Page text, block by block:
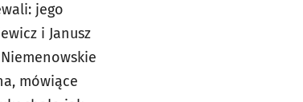
jego
i Janusz
mówiące